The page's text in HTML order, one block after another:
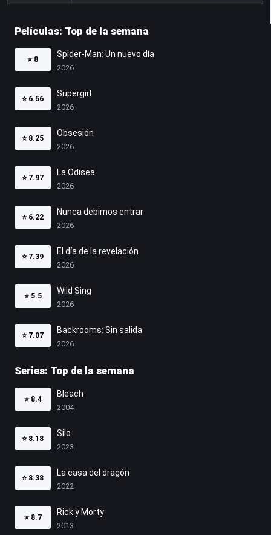
Películas: Top de la semana
⭐ 8
Spider-Man: Un nuevo día
2026
⭐ 6.56
Supergirl
2026
⭐ 8.25
Obsesión
2026
⭐ 7.97
La Odisea
2026
⭐ 6.22
Nunca debimos entrar
2026
⭐ 7.39
El día de la revelación
2026
⭐ 5.5
Wild Sing
2026
⭐ 7.07
Backrooms: Sin salida
2026
Series: Top de la semana
⭐ 8.4
Bleach
2004
⭐ 8.18
Silo
2023
⭐ 8.38
La casa del dragón
2022
⭐ 8.7
Rick y Morty
2013